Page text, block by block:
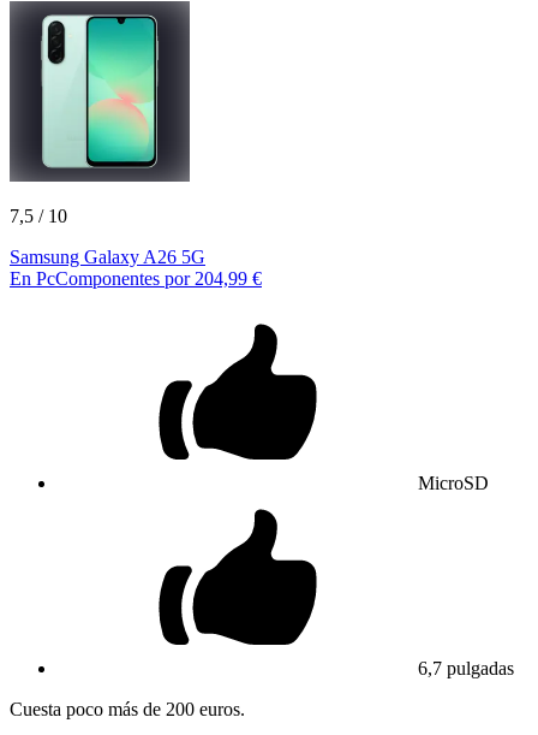
7,5 / 10
Samsung Galaxy A26 5G
En PcComponentes por 204,99 €
MicroSD
6,7 pulgadas
Cuesta poco más de 200 euros.